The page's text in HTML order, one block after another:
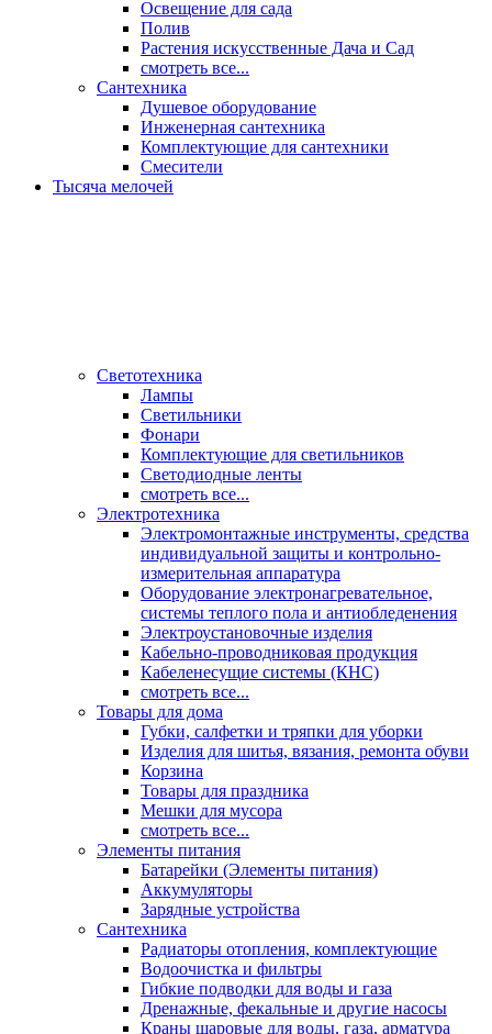
Освещение для сада
Полив
Растения искусственные Дача и Сад
смотреть все...
Сантехника
Душевое оборудование
Инженерная сантехника
Комплектующие для сантехники
Смесители
Тысяча мелочей
Светотехника
Лампы
Светильники
Фонари
Комплектующие для светильников
Светодиодные ленты
смотреть все...
Электротехника
Электромонтажные инструменты, средства
индивидуальной защиты и контрольно-
измерительная аппаратура
Оборудование электронагревательное,
системы теплого пола и антиобледенения
Электроустановочные изделия
Кабельно-проводниковая продукция
Кабеленесущие системы (КНС)
смотреть все...
Товары для дома
Губки, салфетки и тряпки для уборки
Изделия для шитья, вязания, ремонта обуви
Корзина
Товары для праздника
Мешки для мусора
смотреть все...
Элементы питания
Батарейки (Элементы питания)
Аккумуляторы
Зарядные устройства
Сантехника
Радиаторы отопления, комплектующие
Водоочистка и фильтры
Гибкие подводки для воды и газа
Дренажные, фекальные и другие насосы
Краны шаровые для воды, газа, арматура